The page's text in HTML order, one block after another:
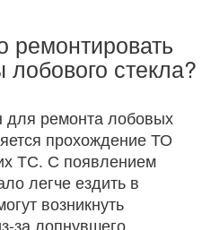
ремонтировать
стекла?
ремонта лобовых
прохождение ТО
ТС. С появлением
легче ездить в
возникнуть
за лопнувшего